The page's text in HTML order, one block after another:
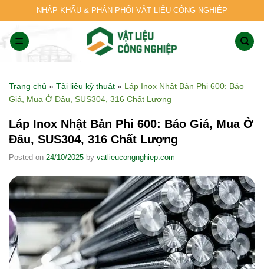
to
content
NHẬP KHẨU & PHÂN PHỐI VẬT LIỆU CÔNG NGHIỆP
Trang chủ » Tài liệu kỹ thuật » Láp Inox Nhật Bản Phi 600: Báo
Giá, Mua Ở Đâu, SUS304, 316 Chất Lượng
Láp Inox Nhật Bản Phi 600: Báo Giá, Mua Ở
Đâu, SUS304, 316 Chất Lượng
Posted on 24/10/2025 by vatlieucongnghiep.com